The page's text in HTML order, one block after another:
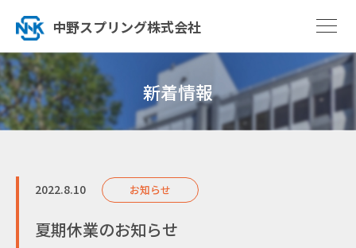
中野スプリング株式会社
新着情報
2022.8.10 お知らせ
夏期休業のお知らせ